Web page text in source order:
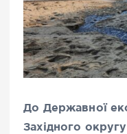
До Державної
Західного